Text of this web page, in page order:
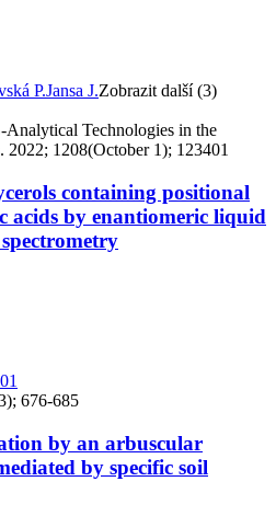
P.Jansa J.Zobrazit další (3)
Technologies in the
1208(October 1); 123401
containing positional
acids by enantiomeric liquid
676-685
by an arbuscular
by specific soil